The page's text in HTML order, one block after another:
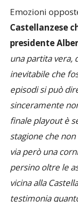
Emozioni
Castellanzese
presidente
una partita vera,
inevitabile che
episodi si può
sinceramente
finale playout è
stagione che
via però una
persino oltre le
vicina alla
testimonia